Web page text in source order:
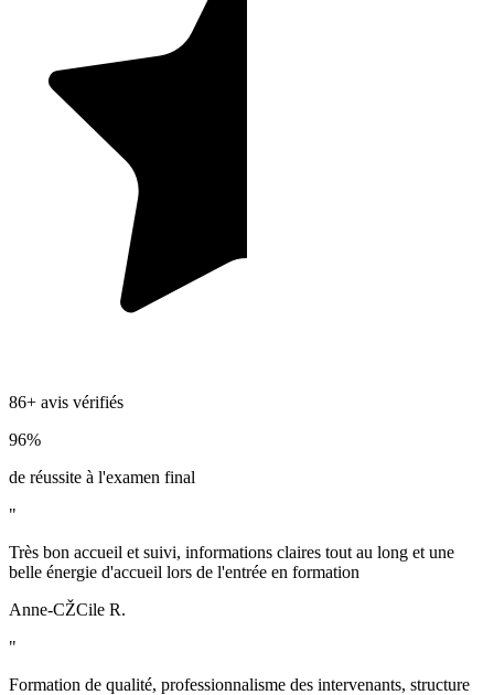
86+ avis vérifiés
96%
de réussite à l'examen final
"
Très bon accueil et suivi, informations claires tout au long et une
belle énergie d'accueil lors de l'entrée en formation
Anne-CŽCile R.
"
Formation de qualité, professionnalisme des intervenants, structure